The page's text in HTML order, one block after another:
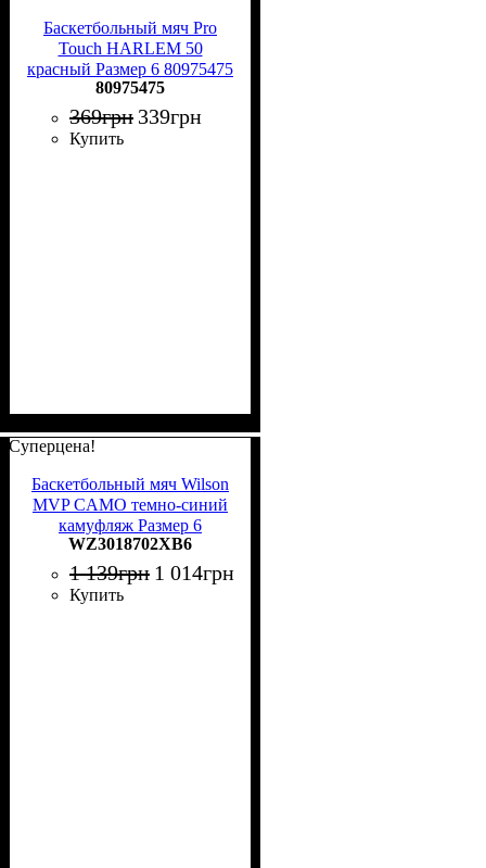
Баскетбольный мяч Pro
Touch HARLEM 50
красный Размер 6 80975475
80975475
369грн 339грн
Купить
Суперцена!
Баскетбольный мяч Wilson
MVP CAMO темно-синий
камуфляж Размер 6
WZ3018702XB6
WZ3018702XB6
1 139грн 1 014грн
Купить